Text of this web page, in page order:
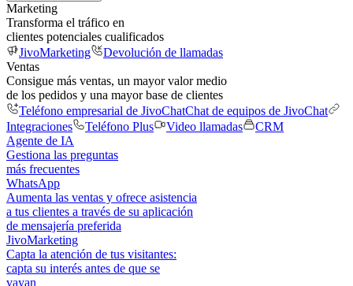
Marketing
Transforma el tráfico en
clientes potenciales cualificados
JivoMarketing
Devolución de llamadas
Ventas
Consigue más ventas, un mayor valor medio
de los pedidos y una mayor base de clientes
Teléfono empresarial de JivoChatChat de equipos de JivoChat
Integraciones
Teléfono Plus Video llamadas
CRM
Agente de IA
Gestiona las preguntas
más frecuentes
WhatsApp
Aumenta las ventas y ofrece asistencia
a tus clientes a través de su aplicación
de mensajería preferida
JivoMarketing
Capta la atención de tus visitantes:
capta su interés antes de que se
vayan